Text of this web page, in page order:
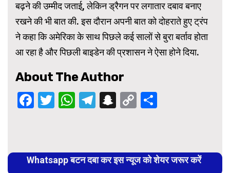
बढ़ने की उम्मीद जताई, लेकिन ड्रैगन पर लगातार दबाव बनाए
रखने की भी बात की. इस दौरान अपनी बात को दोहराते हुए ट्रंप
ने कहा कि अमेरिका के साथ पिछले कई सालों से बुरा बर्ताव होता
आ रहा है और पिछली बाइडेन की प्रशासन ने ऐसा होने दिया.
About The Author
Facebook
Twitter
WhatsApp
Telegram
Snapchat
Copy
Reading
Whatsapp बटन दबा कर इस न्यूज को शेयर जरूर करें